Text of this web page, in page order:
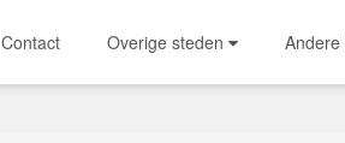
Contact Overige steden Andere